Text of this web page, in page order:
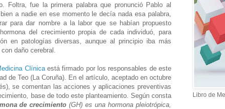
Foltra, fue la primera palabra que pronunció Pablo al
a nadie en ese momento le decía nada esa palabra,
para dar nombre a la labor que se habían propuesto
del crecimiento propia de cada individuó, para
en patologías diversas, aunque al principio iba más
daño cerebral.
Clínicaestá firmado por los responsables de este
de Teo (La Coruña). En el artículo, aceptado en octubre
se comentan las acciones y aplicaciones preventivas
base de todo este planteamiento. Según consta
de crecimiento (GH) es una hormona pleiotrópica,
Libro de